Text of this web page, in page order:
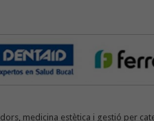
medicina estètica i gestió per